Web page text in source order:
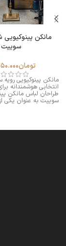
مانکن پینوکیویی
سوییت
تومان
مانکن پینوکیویی
انتخابی هوشمندانه
طراحان لباس مانکن
سوییت به عنوان یکی از